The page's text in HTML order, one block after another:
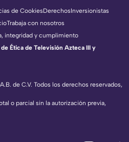
de C.V. Todos los derechos reservados,
o parcial sin la autorización previa,
de CookiesDerechosInversionistas
Trabaja con nosotros
integridad y cumplimiento
Ética de Televisión Azteca III y